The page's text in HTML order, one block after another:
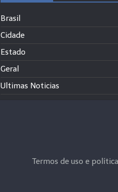
Brasil
Cidade
Estado
Geral
Ultimas Noticias
Termos de uso e